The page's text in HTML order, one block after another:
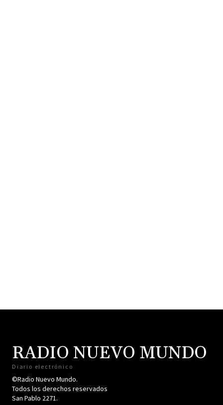
RADIO NUEVO MUNDO
Diario electrónico
©Radio Nuevo Mundo.
Todos los derechos reservados
San Pablo 2271.